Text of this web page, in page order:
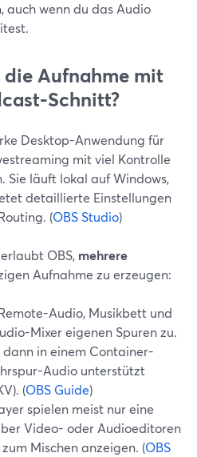
auch wenn du das Audio
Aufnahme mit
Schnitt?
Desktop-Anwendung für
mit viel Kontrolle
Sie läuft lokal auf Windows,
detaillierte Einstellungen
(OBS Studio)
OBS, mehrere
Aufnahme zu erzeugen:
Audio, Musikbett und
Mixer eigenen Spuren zu.
dann in einem Container-
Audio unterstützt
(OBS Guide)
spielen meist nur eine
Video- oder Audioeditoren
Mischen anzeigen. (OBS